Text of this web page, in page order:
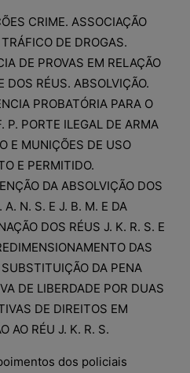
CRIME. ASSOCIAÇÃO
DE DROGAS.
DE PROVAS EM RELAÇÃO
DOS RÉUS. ABSOLVIÇÃO.
PROBATÓRIA PARA O
P. PORTE ILEGAL DE ARMA
E MUNIÇÕES DE USO
E PERMITIDO.
DA ABSOLVIÇÃO DOS
A. N. S. E J. B. M. E DA
DOS RÉUS J. K. R. S. E
DAS
DA PENA
DE LIBERDADE POR DUAS
DE DIREITOS EM
AO RÉU J. K. R. S.
dos policiais